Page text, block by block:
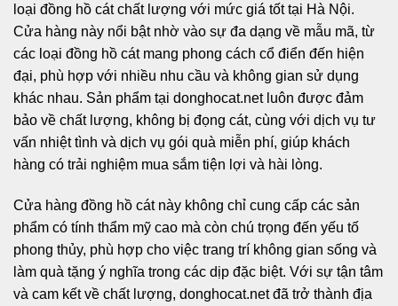
loại đồng hồ cát chất lượng với mức giá tốt tại Hà Nội.
Cửa hàng này nổi bật nhờ vào sự đa dạng về mẫu mã, từ
các loại đồng hồ cát mang phong cách cổ điển đến hiện
đại, phù hợp với nhiều nhu cầu và không gian sử dụng
khác nhau. Sản phẩm tại donghocat.net luôn được đảm
bảo về chất lượng, không bị đọng cát, cùng với dịch vụ tư
vấn nhiệt tình và dịch vụ gói quà miễn phí, giúp khách
hàng có trải nghiệm mua sắm tiện lợi và hài lòng.
Cửa hàng đồng hồ cát này không chỉ cung cấp các sản
phẩm có tính thẩm mỹ cao mà còn chú trọng đến yếu tố
phong thủy, phù hợp cho việc trang trí không gian sống và
làm quà tặng ý nghĩa trong các dịp đặc biệt. Với sự tận tâm
và cam kết về chất lượng, donghocat.net đã trở thành địa